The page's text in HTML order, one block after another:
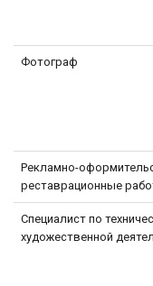
Фотограф
Рекламно-
реставрационные
Специалист по
художественной